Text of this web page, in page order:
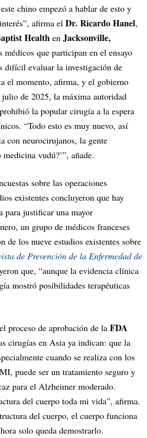
chino empezó a hablar de esto y
afirma el Dr. Ricardo Hanel,
Health en Jacksonville,
médicos que participan en el ensayo
evaluar la investigación de
el momento, afirma, y el gobierno
de 2025, la máxima autoridad
prohibió la popular cirugía a la espera
“Todo esto es muy nuevo, así
con neurocirujanos, la gente
medicina vudú?’”, añade.
sobre las operaciones
existentes concluyeron que hay
para justificar una mayor
un grupo de médicos franceses
de los nueve estudios existentes sobre
de Prevención de la Enfermedad de
que, “aunque la evidencia clínica
mostró posibilidades terapéuticas
proceso de aprobación de la FDA
cirugías en Asia ya indican: que la
cuando se realiza con los
puede ser un tratamiento seguro y
para el Alzheimer moderado.
del cuerpo toda mi vida”, afirma.
del cuerpo, el cuerpo funciona
solo queda demostrarlo.